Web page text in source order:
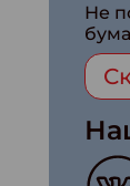
Не